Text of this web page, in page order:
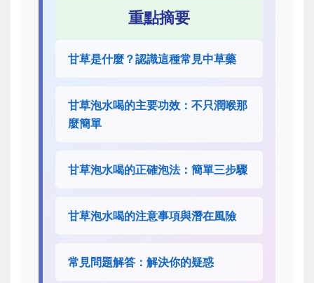
重點摘要
甘草是什麼？認識這種常見中草藥
甘草泡水喝的主要功效：不只潤喉那
麼簡單
甘草泡水喝的正確泡法：簡單三步驟
甘草泡水喝的注意事項與潛在風險
常見問題解答：解決你的疑惑